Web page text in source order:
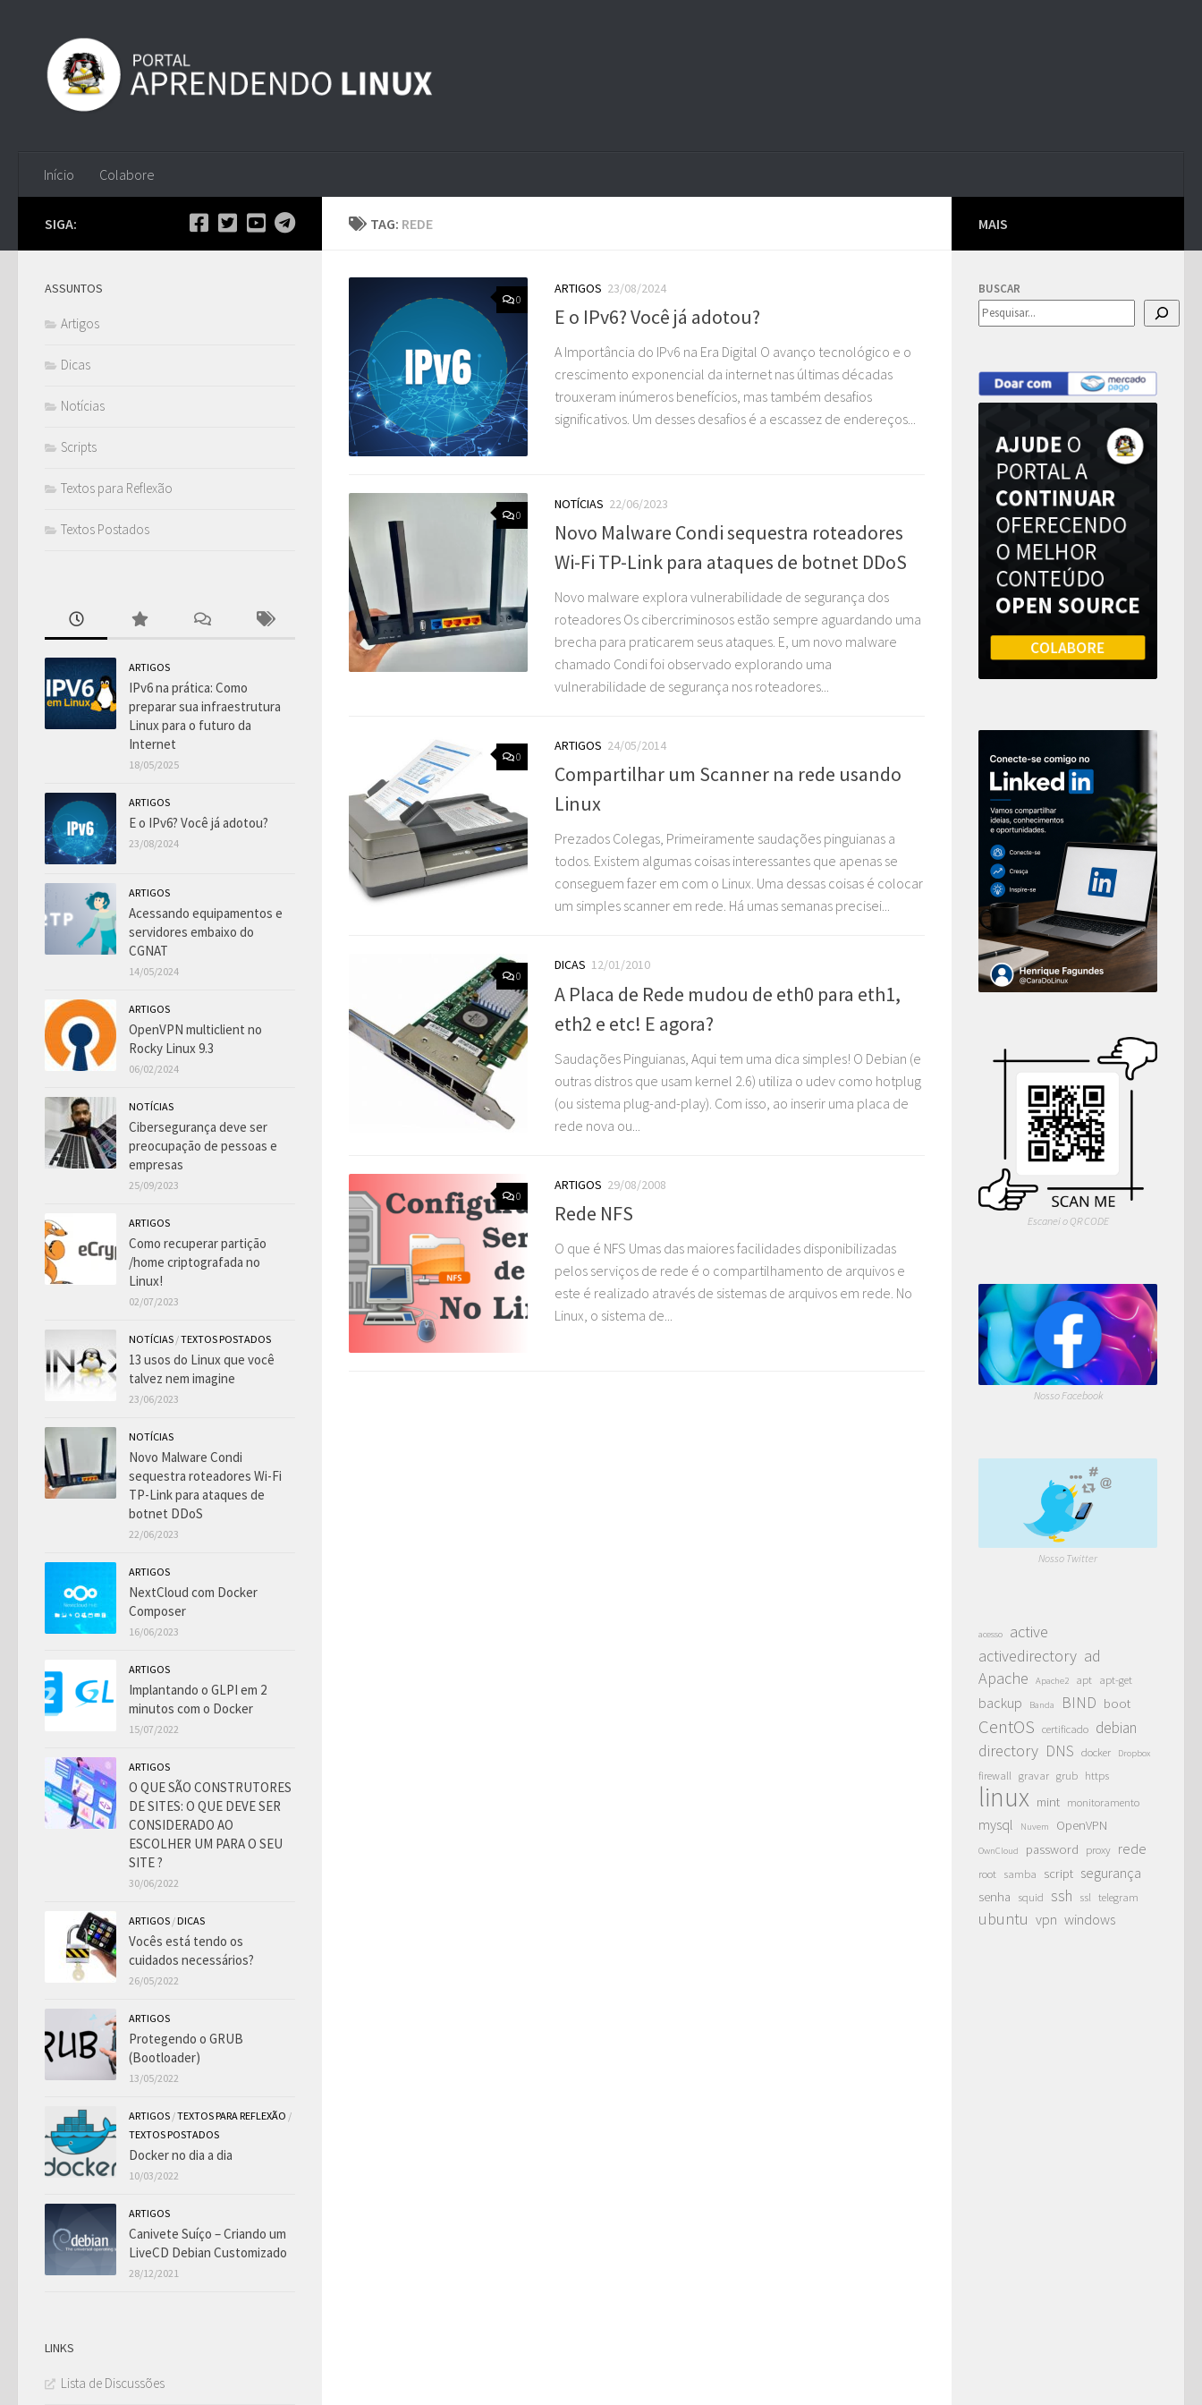
Início Colabore
TAG: REDE
0
ARTIGOS 23/08/2024
E o IPv6? Você já adotou?
A Importância do IPv6 na Era Digital O avanço tecnológico e o
crescimento exponencial da internet nas últimas décadas
trouxeram inúmeros benefícios, mas também desafios
significativos. Um desses desafios é a escassez de endereços...
0
NOTÍCIAS 22/06/2023
Novo Malware Condi sequestra roteadores
Wi-Fi TP-Link para ataques de botnet DDoS
Novo malware explora vulnerabilidade de segurança dos
roteadores Os cibercriminosos estão sempre aguardando uma
brecha para praticarem seus ataques. E, um novo malware
chamado Condi foi observado explorando uma
vulnerabilidade de segurança nos roteadores...
0
ARTIGOS 24/05/2014
Compartilhar um Scanner na rede usando
Linux
Prezados Colegas, Primeiramente saudações pinguianas a
todos. Existem algumas coisas interessantes que apenas se
conseguem fazer em com o Linux. Uma dessas coisas é colocar
um simples scanner em rede. Há umas semanas precisei...
0
DICAS 12/01/2010
A Placa de Rede mudou de eth0 para eth1,
eth2 e etc! E agora?
Saudações Pinguianas, Aqui tem uma dica simples! O Debian (e
outras distros que usam kernel 2.6) utiliza o udev como hotplug
(ou sistema plug-and-play). Com isso, ao inserir uma placa de
rede nova ou...
0
ARTIGOS 29/08/2008
Rede NFS
O que é NFS Umas das maiores facilidades disponibilizadas
pelos serviços de rede é o compartilhamento de arquivos e
este é realizado através de sistemas de arquivos em rede. No
Linux, o sistema de...
SIGA:
ASSUNTOS
Artigos
Dicas
Notícias
Scripts
Textos para Reflexão
Textos Postados
ARTIGOS
IPv6 na prática: Como
preparar sua infraestrutura
Linux para o futuro da
Internet
18/05/2025
ARTIGOS
E o IPv6? Você já adotou?
23/08/2024
ARTIGOS
Acessando equipamentos e
servidores embaixo do
CGNAT
14/05/2024
ARTIGOS
OpenVPN multiclient no
Rocky Linux 9.3
06/02/2024
NOTÍCIAS
Cibersegurança deve ser
preocupação de pessoas e
empresas
25/09/2023
ARTIGOS
Como recuperar partição
/home criptografada no
Linux!
02/07/2023
NOTÍCIAS /TEXTOS POSTADOS
13 usos do Linux que você
talvez nem imagine
23/06/2023
NOTÍCIAS
Novo Malware Condi
sequestra roteadores Wi-Fi
TP-Link para ataques de
botnet DDoS
22/06/2023
ARTIGOS
NextCloud com Docker
Composer
16/06/2023
ARTIGOS
Implantando o GLPI em 2
minutos com o Docker
15/07/2022
ARTIGOS
O QUE SÃO CONSTRUTORES
DE SITES: O QUE DEVE SER
CONSIDERADO AO
ESCOLHER UM PARA O SEU
SITE ?
30/06/2022
ARTIGOS /DICAS
Vocês está tendo os
cuidados necessários?
26/05/2022
ARTIGOS
Protegendo o GRUB
(Bootloader)
13/05/2022
ARTIGOS /TEXTOS PARA REFLEXÃO /
TEXTOS POSTADOS
Docker no dia a dia
10/03/2022
ARTIGOS
Canivete Suíço – Criando um
LiveCD Debian Customizado
28/12/2021
LINKS
Lista de Discussões
MAIS
BUSCAR
Escanei o QR CODE
Nosso Facebook
Nosso Twitter
acesso
active
activedirectory ad
Apache
Apache2 apt apt-get
backup Banda BIND boot
CentOS certificado debian
directory DNS docker Dropbox
firewall gravar grub https
linux mint monitoramento
mysql Nuvem OpenVPN
OwnCloud password proxy rede
root samba script segurança
senha squid ssh ssl telegram
ubuntu vpn windows